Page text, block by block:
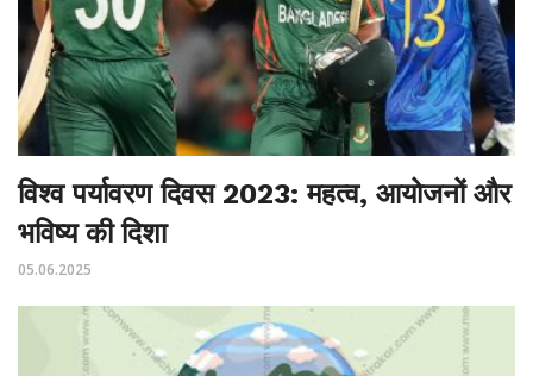
विश्व पर्यावरण दिवस 2023: महत्व, आयोजनों और
भविष्य की दिशा
05.06.2025